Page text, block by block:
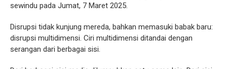
sewindu pada Jumat, 7 Maret 2025.
Disrupsi tidak kunjung mereda, bahkan memasuki babak baru:
disrupsi multidimensi. Ciri multidimensi ditandai dengan
serangan dari berbagai sisi.